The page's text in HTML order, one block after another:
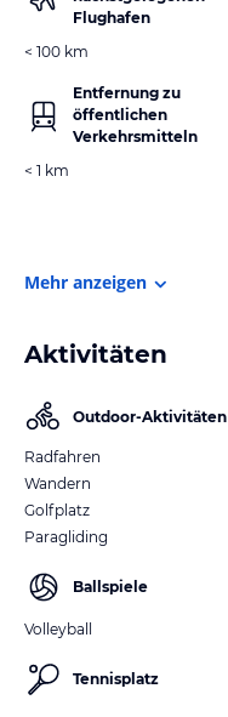
Flughafen
< 100 km
Entfernung zu
öffentlichen
Verkehrsmitteln
< 1 km
Mehr anzeigen
Aktivitäten
Outdoor-Aktivitäten
Radfahren
Wandern
Golfplatz
Paragliding
Ballspiele
Volleyball
Tennisplatz